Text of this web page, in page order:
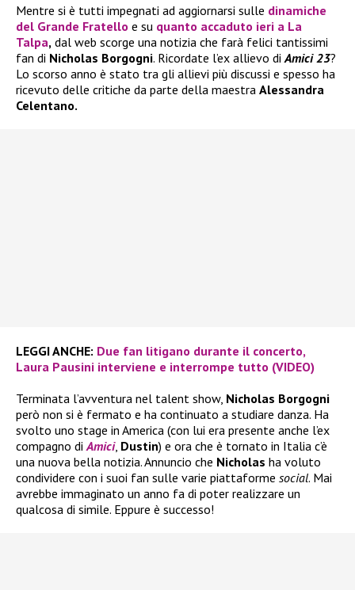
Mentre si è tutti impegnati ad aggiornarsi sulle dinamiche
del Grande Fratello e su quanto accaduto ieri a La
Talpa, dal web scorge una notizia che farà felici tantissimi
fan di Nicholas Borgogni. Ricordate l’ex allievo diAmici 23?
Lo scorso anno è stato tra gli allievi più discussi e spesso ha
ricevuto delle critiche da parte della maestra Alessandra
Celentano.
LEGGI ANCHE: Due fan litigano durante il concerto,
Laura Pausini interviene e interrompe tutto (VIDEO)
Terminata l’avventura nel talent show, Nicholas Borgogni
però non si è fermato e ha continuato a studiare danza. Ha
svolto uno stage in America (con lui era presente anche l’ex
compagno diAmici, Dustin) e ora che è tornato in Italia c’è
una nuova bella notizia. Annuncio che Nicholas ha voluto
condividere con i suoi fan sulle varie piattaforme social. Mai
avrebbe immaginato un anno fa di poter realizzare un
qualcosa di simile. Eppure è successo!